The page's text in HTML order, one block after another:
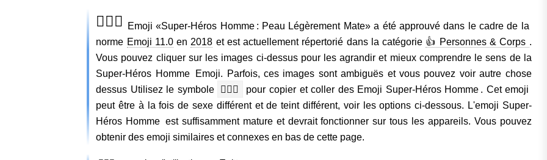
🦸🏽‍♂️ Emoji «Super-Héros Homme : Peau Légèrement Mate» a été approuvé dans le cadre de la
norme Emoji 11.0en 2018 et est actuellement répertorié dans la catégorie 👍 Personnes & Corps .
Vous pouvez cliquer sur les images ci-dessus pour les agrandir et mieux comprendre le sens de la
Super-Héros Homme Emoji. Parfois, ces images sont ambiguës et vous pouvez voir autre chose
dessus Utilisez le symbole
🦸🏽‍♂️
pour copier et coller des Emoji Super-Héros Homme . Cet emoji
peut être à la fois de sexe différent et de teint différent, voir les options ci-dessous. L'emoji Super-
Héros Homme est suffisamment mature et devrait fonctionner sur tous les appareils. Vous pouvez
obtenir des emoji similaires et connexes en bas de cette page.